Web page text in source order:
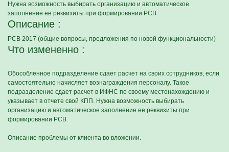
Нужна возможность выбирать организацию и автоматическое
заполнение ее реквизиты при формировании РСВ
Описание :
РСВ 2017 (общие вопросы, предложения по новой функциональности)
Что измененно :
Обособленное подразделение сдает расчет на своих сотрудников, если
самостоятельно начисляет вознаграждения персоналу. Такое
подразделение сдает расчет в ИФНС по своему местонахождению и
указывает в отчете свой КПП. Нужна возможность выбирать
организацию и автоматическое заполнение ее реквизиты при
формировании РСВ.
Описание проблемы от клиента во вложении.